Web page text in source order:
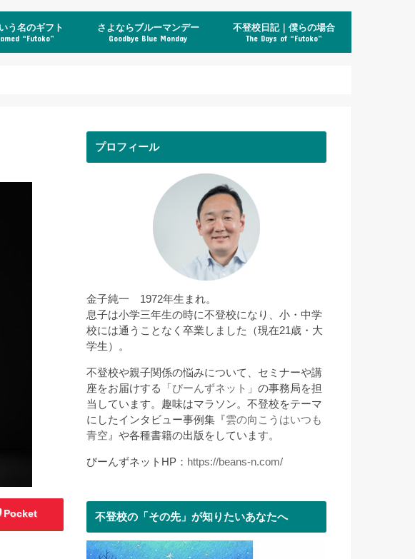
う名のギフト
“Futoko”
さよならブルーマンデー
Goodbye Blue Monday
不登校日記｜僕らの場合
The Days of “Futoko”
Pocket
プロフィール
金子純一 1972年生まれ。
息子は小学三年生の時に不登校になり、小・中学
校には通うことなく卒業しました（現在21歳・大
学生）。
不登校や親子関係の悩みについて、セミナーや講
座をお届けする「 びーんずネット 」の事務局を担
当しています。趣味はマラソン。不登校をテーマ
にしたインタビュー事例集『雲の向こうはいつも
青空 』や各種書籍の出版をしています。
びーんずネットHP： https://beans-n.com/
不登校の「その先」が知りたいあなたへ